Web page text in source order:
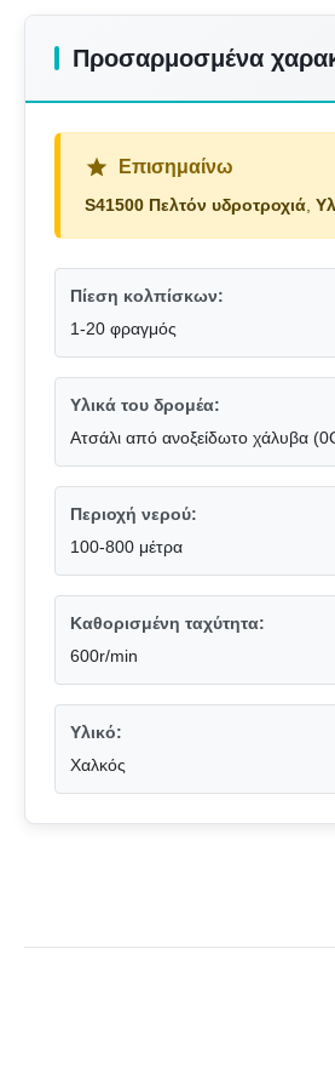
Προσαρμοσμένα
Επισημαίνω
S41500 Πελτόν υδροτροχιά
Πίεση κολπίσκων:
1-20 φραγμός
Υλικά του δρομέα:
Ατσάλι από ανοξείδωτο χάλυβα
Περιοχή νερού:
100-800 μέτρα
Καθορισμένη ταχύτητα:
600r/min
Υλικό:
Χαλκός